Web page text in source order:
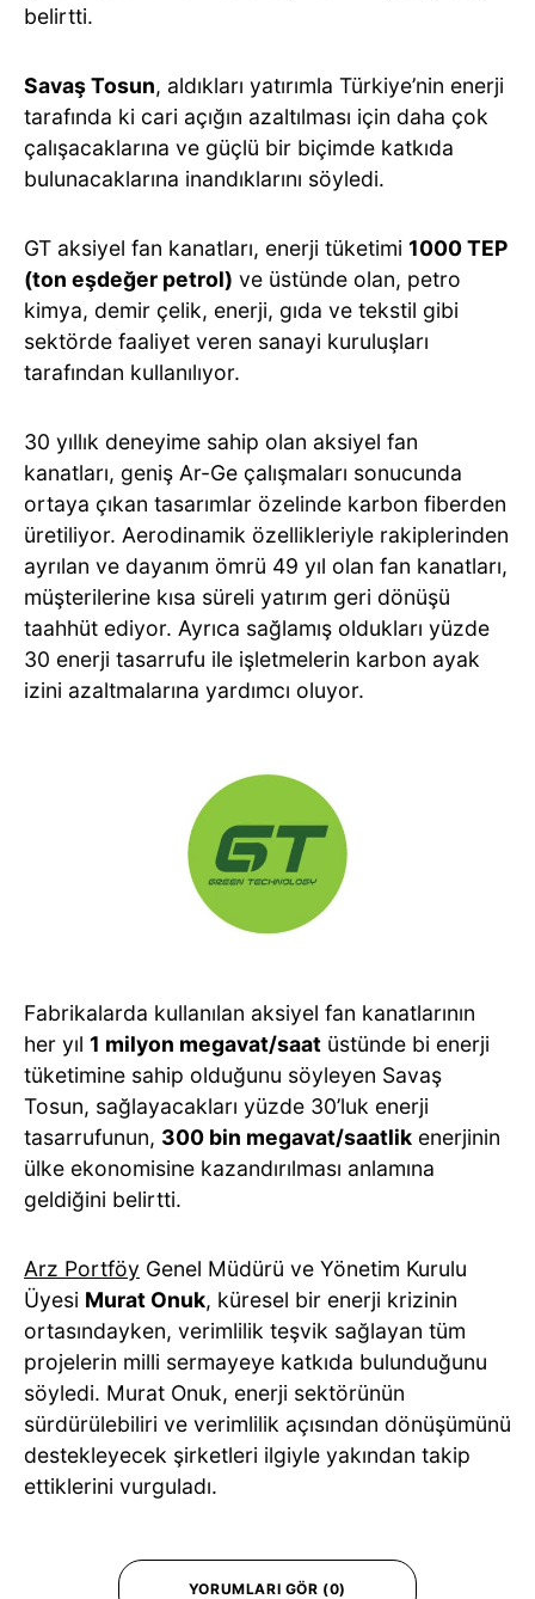
belirtti.
Savaş Tosun, aldıkları yatırımla Türkiye’nin enerji
tarafında ki cari açığın azaltılması için daha çok
çalışacaklarına ve güçlü bir biçimde katkıda
bulunacaklarına inandıklarını söyledi.
GT aksiyel fan kanatları, enerji tüketimi 1000 TEP
(ton eşdeğer petrol) ve üstünde olan, petro
kimya, demir çelik, enerji, gıda ve tekstil gibi
sektörde faaliyet veren sanayi kuruluşları
tarafından kullanılıyor.
30 yıllık deneyime sahip olan aksiyel fan
kanatları, geniş Ar-Ge çalışmaları sonucunda
ortaya çıkan tasarımlar özelinde karbon fiberden
üretiliyor. Aerodinamik özellikleriyle rakiplerinden
ayrılan ve dayanım ömrü 49 yıl olan fan kanatları,
müşterilerine kısa süreli yatırım geri dönüşü
taahhüt ediyor. Ayrıca sağlamış oldukları yüzde
30 enerji tasarrufu ile işletmelerin karbon ayak
izini azaltmalarına yardımcı oluyor.
Fabrikalarda kullanılan aksiyel fan kanatlarının
her yıl 1 milyon megavat/saat üstünde bi enerji
tüketimine sahip olduğunu söyleyen Savaş
Tosun, sağlayacakları yüzde 30’luk enerji
tasarrufunun, 300 bin megavat/saatlik enerjinin
ülke ekonomisine kazandırılması anlamına
geldiğini belirtti.
Arz Portföy Genel Müdürü ve Yönetim Kurulu
Üyesi Murat Onuk, küresel bir enerji krizinin
ortasındayken, verimlilik teşvik sağlayan tüm
projelerin milli sermayeye katkıda bulunduğunu
söyledi. Murat Onuk, enerji sektörünün
sürdürülebiliri ve verimlilik açısından dönüşümünü
destekleyecek şirketleri ilgiyle yakından takip
ettiklerini vurguladı.
YORUMLARI GÖR (0)